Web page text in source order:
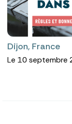
Dijon, France
Le 10 septembre